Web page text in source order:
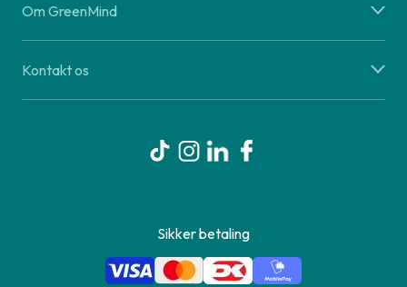
Om GreenMind
Kontakt os
Sikker betaling